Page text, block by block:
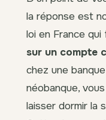
la réponse est
loi en France qui
sur un compte
chez une
néobanque,
laisser dormir la